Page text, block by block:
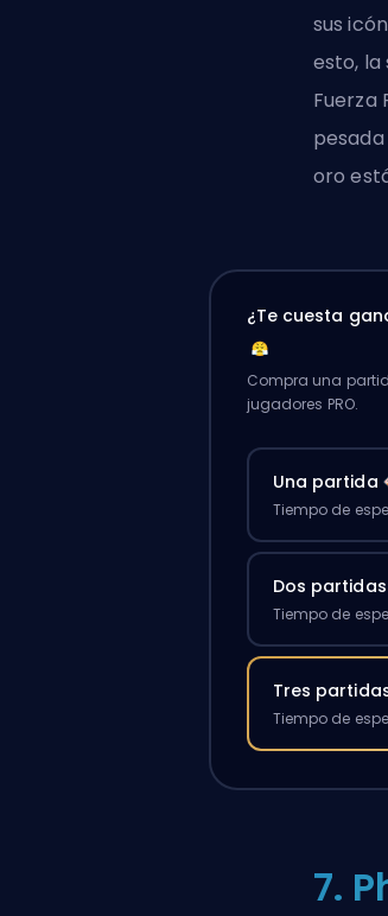
sus
esto, la
Fuerza
oro
¿Te cuesta
Compra una
jugadores PRO.
Una partida
Tiempo de
Dos partidas
Tiempo de
Tres
Tiempo de
7.